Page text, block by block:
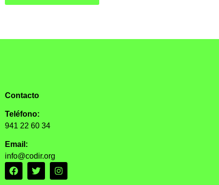
Contacto
Teléfono:
941 22 60 34
Email:
info@codir.org